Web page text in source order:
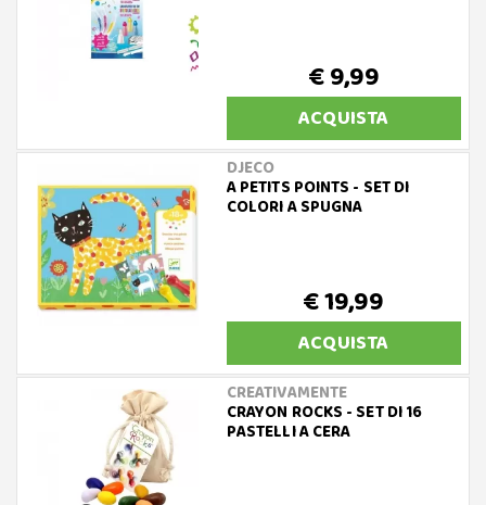
€ 9,99
ACQUISTA
DJECO
A PETITS POINTS - SET DI
COLORI A SPUGNA
€ 19,99
ACQUISTA
CREATIVAMENTE
CRAYON ROCKS - SET DI 16
PASTELLI A CERA